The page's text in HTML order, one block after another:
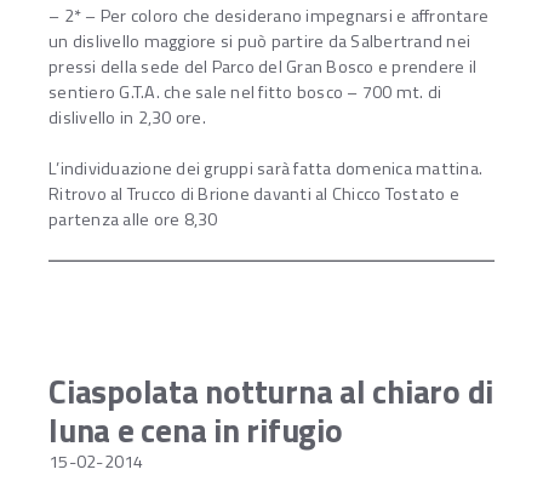
– 2* – Per coloro che desiderano impegnarsi e affrontare
un dislivello maggiore si può partire da Salbertrand nei
pressi della sede del Parco del Gran Bosco e prendere il
sentiero G.T.A. che sale nel fitto bosco – 700 mt. di
dislivello in 2,30 ore.
L’individuazione dei gruppi sarà fatta domenica mattina.
Ritrovo al Trucco di Brione davanti al Chicco Tostato e
partenza alle ore 8,30
Ciaspolata notturna al chiaro di
luna e cena in rifugio
15-02-2014